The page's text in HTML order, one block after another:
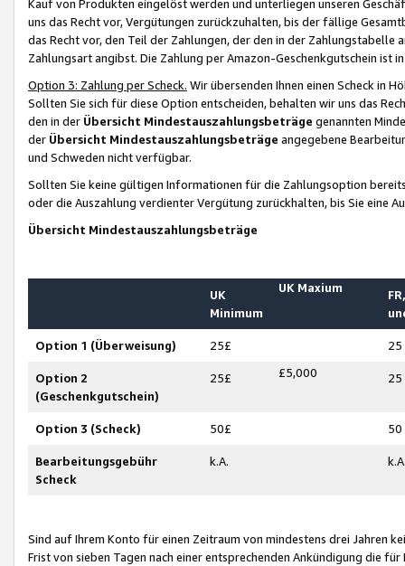
Kauf von Produkten eingelöst werden und unterliegen unseren
uns das Recht vor, Vergütungen zurückzuhalten, bis der fällige
das Recht vor, den Teil der Zahlungen, der den in der
Zahlungsart angibst. Die Zahlung per Amazon-Geschenkgutschein ist
Option 3: Zahlung per Scheck. Wir übersenden Ihnen einen Scheck in
Sollten Sie sich für diese Option entscheiden, behalten wir uns das
den in der Übersicht Mindestauszahlungsbeträge genannten
der Übersicht Mindestauszahlungsbeträge angegebene
und Schweden nicht verfügbar.
Sollten Sie keine gültigen Informationen für die Zahlungsoption
oder die Auszahlung verdienter Vergütung zurückhalten, bis Sie
Übersicht Mindestauszahlungsbeträge
UK
Minimum
UK Maxium
Option 1 (Überweisung) 25£ 25
Option 2
(Geschenkgutschein)
25£ £5,000 25
Option 3 (Scheck) 50£ 50
Bearbeitungsgebühr
Scheck
k.A.
Sind auf Ihrem Konto für einen Zeitraum von mindestens drei Jahren
Frist von sieben Tagen nach einer entsprechenden Ankündigung die